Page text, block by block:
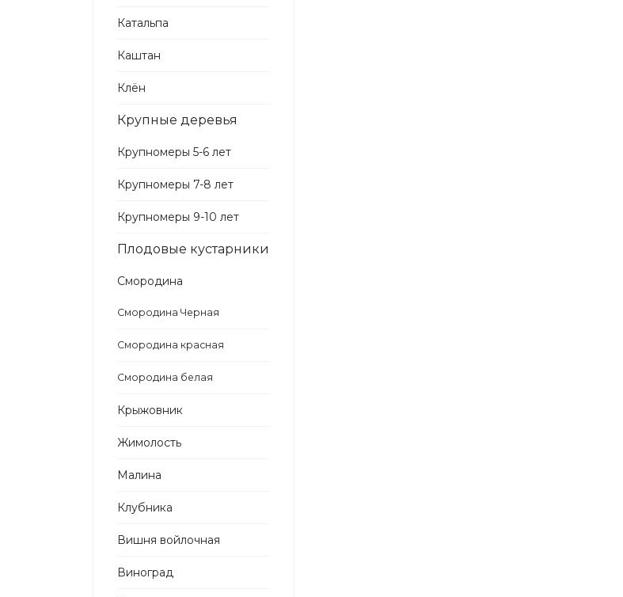
Катальпа
Каштан
Клён
Крупные деревья
Крупномеры 5-6 лет
Крупномеры 7-8 лет
Крупномеры 9-10 лет
Плодовые кустарники
Смородина
Смородина Черная
Смородина красная
Смородина белая
Крыжовник
Жимолость
Малина
Клубника
Вишня войлочная
Виноград